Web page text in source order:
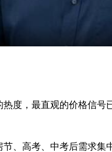
度，最直观的价格信号
、高考、中考后需求